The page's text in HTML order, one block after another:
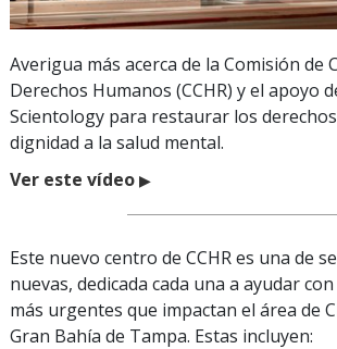
Averigua más acerca de la Comisión de
Derechos Humanos (CCHR) y el apoyo
Scientology para restaurar los
dignidad a la salud mental.
Ver este vídeo ▶
Este nuevo centro de CCHR es una de
nuevas, dedicada cada una a ayudar
más urgentes que impactan el área de
Gran Bahía de Tampa. Estas incluyen: